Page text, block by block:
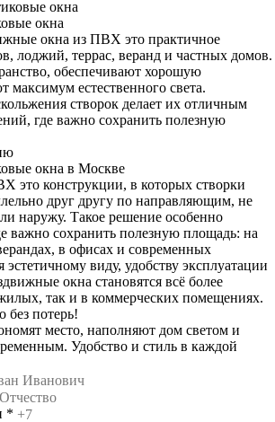
окна
окна из ПВХ это практичное
лоджий, террас, веранд и частных домов.
обеспечивают хорошую
максимум естественного света.
створок делает их отличным
где важно сохранить полезную
окна в Москве
это конструкции, в которых створки
друг другу по направляющим, не
наружу. Такое решение особенно
важно сохранить полезную площадь: на
в офисах и современных
эстетичному виду, удобству эксплуатации
окна становятся всё более
так и в коммерческих помещениях.
без потерь!
место, наполняют дом светом и
Удобство и стиль в каждой
*